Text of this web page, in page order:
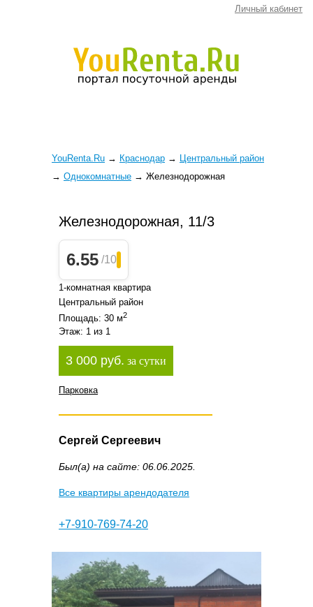
Личный кабинет
YouRenta.Ru → Краснодар → Центральный район
→ Однокомнатные → Железнодорожная
Железнодорожная, 11/3
6.55 /10
1-комнатная квартира
Центральный район
Площадь: 30 м2
Этаж: 1 из 1
3 000 руб. за сутки
Парковка
Сергей Сергеевич
Был(а) на сайте: 06.06.2025.
Все квартиры арендодателя
+7-910-769-74-20